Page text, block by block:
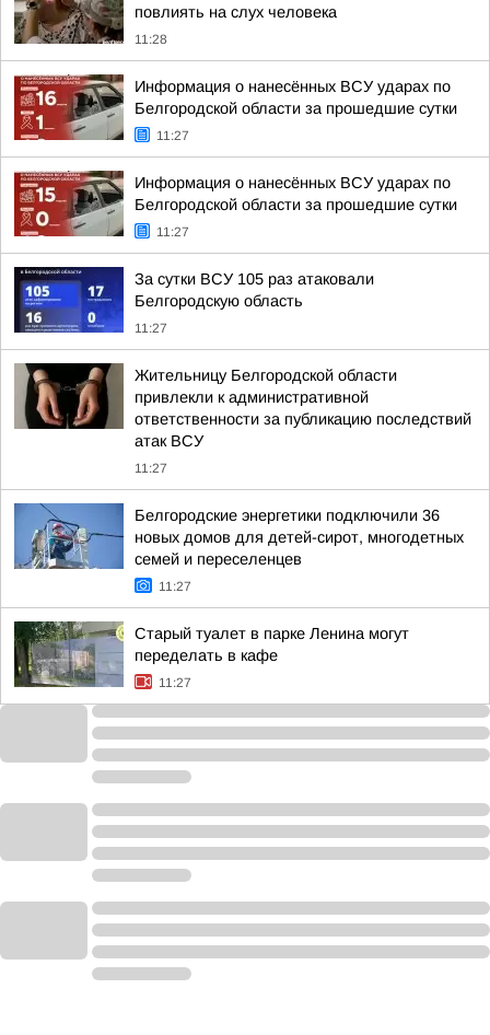
повлиять на слух человека
11:28
Информация о нанесённых ВСУ ударах по
Белгородской области за прошедшие сутки
11:27
Информация о нанесённых ВСУ ударах по
Белгородской области за прошедшие сутки
11:27
За сутки ВСУ 105 раз атаковали
Белгородскую область
11:27
Жительницу Белгородской области
привлекли к административной
ответственности за публикацию последствий
атак ВСУ
11:27
Белгородские энергетики подключили 36
новых домов для детей-сирот, многодетных
семей и переселенцев
11:27
Старый туалет в парке Ленина могут
переделать в кафе
11:27